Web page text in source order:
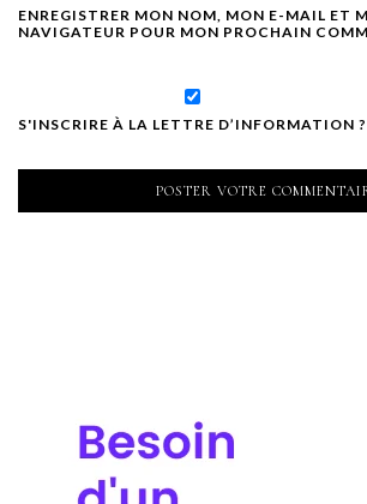
ENREGISTRER MON NOM, MON E-MAIL ET
NAVIGATEUR POUR MON PROCHAIN
S'INSCRIRE À LA LETTRE D’INFORMATION ?